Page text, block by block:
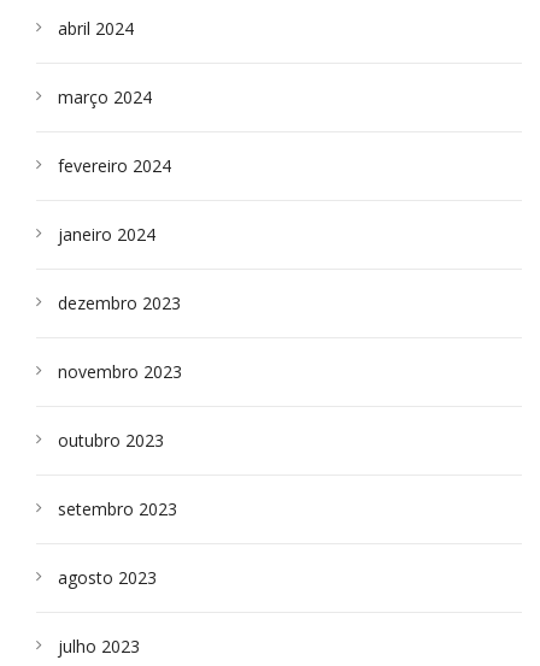
abril 2024
março 2024
fevereiro 2024
janeiro 2024
dezembro 2023
novembro 2023
outubro 2023
setembro 2023
agosto 2023
julho 2023